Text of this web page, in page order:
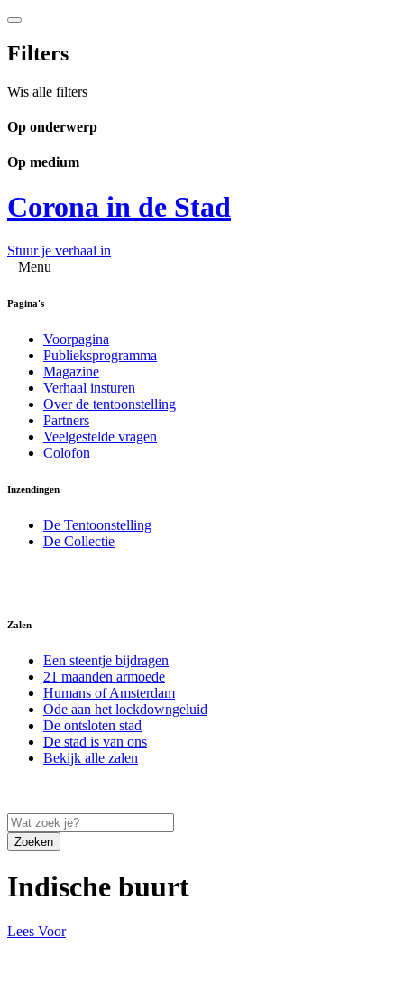
Filters
Wis alle filters
Op onderwerp
Op medium
Corona in de Stad
Stuur je verhaal in
Menu
Pagina's
Voorpagina
Publieksprogramma
Magazine
Verhaal insturen
Over de tentoonstelling
Partners
Veelgestelde vragen
Colofon
Inzendingen
De Tentoonstelling
De Collectie
Zalen
Een steentje bijdragen
21 maanden armoede
Humans of Amsterdam
Ode aan het lockdowngeluid
De ontsloten stad
De stad is van ons
Bekijk alle zalen
Zoeken
Indische buurt
Lees Voor